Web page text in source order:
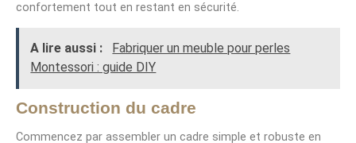
confortement tout en restant en sécurité.
A lire aussi :
Fabriquer un meuble pour perles
Montessori : guide DIY
Construction du cadre
Commencez par assembler un cadre simple et robuste en